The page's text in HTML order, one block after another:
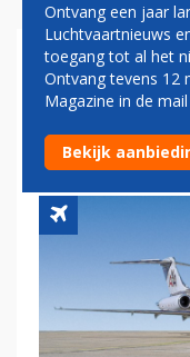
IN 2019
80
Ontvang een jaar
Luchtvaartnieuws
toegang tot al het
Ontvang tevens 12
Magazine in de
Bekijk